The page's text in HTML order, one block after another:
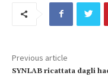
Previous article
SYNLAB ricattata dagli